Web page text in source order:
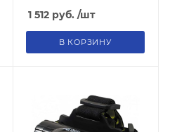
1 512руб. /шт
В КОРЗИНУ